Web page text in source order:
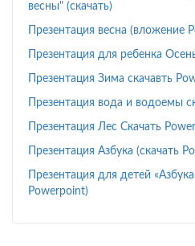
весны" (скачать)
Презентация весна (вложение
Презентация для ребенка
Презентация Зима скачавть
Презентация вода и водоемы
Презентация Лес Скачать
Презентация Азбука (скачать
Презентация для детей
Powerpoint)